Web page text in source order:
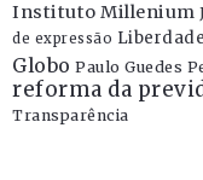
Instituto Millenium
de expressão
Globo Paulo Guedes
reforma da
Transparência